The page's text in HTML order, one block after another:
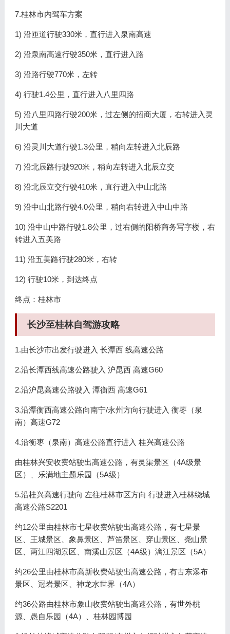
7.桂林市内驾车方案
1) 沿匝道行驶330米，直行进入泉南高速
2) 沿泉南高速行驶350米，直行进入路
3) 沿路行驶770米，左转
4) 行驶1.4公里，直行进入八里四路
5) 沿八里四路行驶200米，过左侧的招商大厦，右转进入灵
川大道
6) 沿灵川大道行驶1.3公里，稍向左转进入北辰路
7) 沿北辰路行驶920米，稍向左转进入北辰立交
8) 沿北辰立交行驶410米，直行进入中山北路
9) 沿中山北路行驶4.0公里，稍向右转进入中山中路
10) 沿中山中路行驶1.8公里，过右侧的阳桥商务写字楼，右
转进入五美路
11) 沿五美路行驶280米，右转
12) 行驶10米，到达终点
终点：桂林市
长沙至桂林自驾游攻略
1.由长沙市出发行驶进入 长潭西 线高速公路
2.沿长潭西线高速公路驶入 沪昆西 高速G60
2.沿沪昆高速公路驶入 潭衡西 高速G61
3.沿潭衡西高速公路向南宁/永州方向行驶进入 衡枣（泉
南）高速G72
4.沿衡枣（泉南）高速公路直行进入 桂兴高速公路
由桂林兴安收费站驶出高速公路，有灵渠景区（4A级景
区）、乐满地主题乐园（5A级）
5.沿桂兴高速行驶向 左往桂林市区方向 行驶进入桂林绕城
高速公路S2201
约12公里由桂林市七星收费站驶出高速公路，有七星景
区、王城景区、象鼻景区、芦笛景区、穿山景区、尧山景
区、两江四湖景区、南溪山景区（4A级）漓江景区（5A）
约26公里由桂林市高新收费站驶出高速公路，有古东瀑布
景区、冠岩景区、神龙水世界（4A）
约36公路由桂林市象山收费站驶出高速公路，有世外桃
源、愚自乐园（4A）、桂林园博园